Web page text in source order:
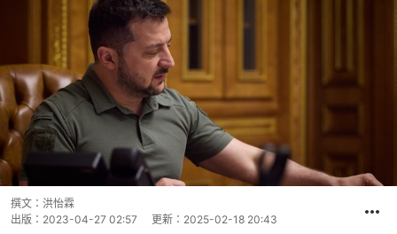
撰文： 洪怡霖
出版： 2023-04-27 02:57 更新： 2025-02-18 20:43